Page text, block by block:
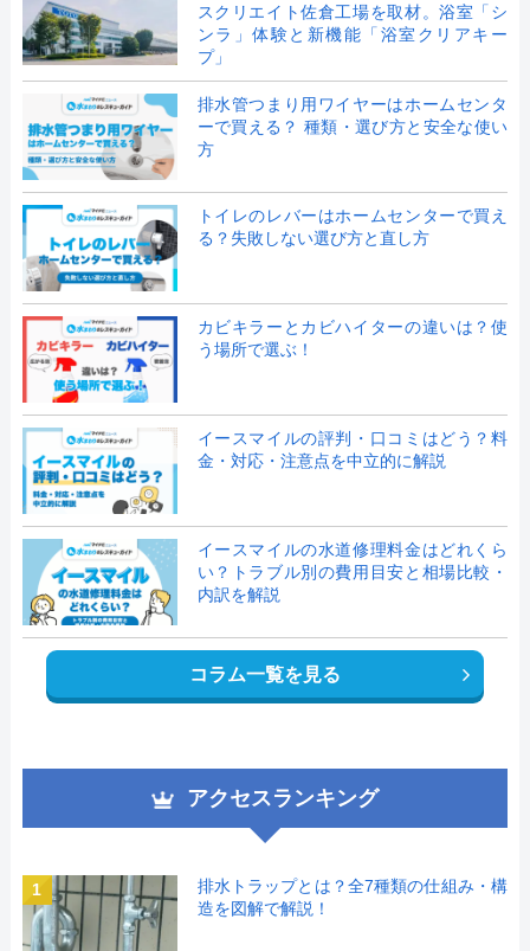
スクリエイト佐倉工場を取材。浴室「シ
ンラ」体験と新機能「浴室クリアキー
プ」
排水管つまり用ワイヤーはホームセンタ
ーで買える？ 種類・選び方と安全な使い
方
トイレのレバーはホームセンターで買え
る？失敗しない選び方と直し方
カビキラーとカビハイターの違いは？使
う場所で選ぶ！
イースマイルの評判・口コミはどう？料
金・対応・注意点を中立的に解説
イースマイルの水道修理料金はどれくら
い？トラブル別の費用目安と相場比較・
内訳を解説
コラム一覧を見る
アクセスランキング
1
排水トラップとは？全7種類の仕組み・構
造を図解で解説！